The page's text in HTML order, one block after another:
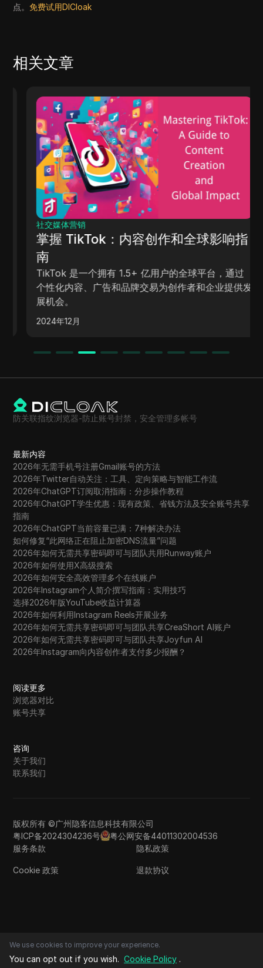
点。免费试用DICloak
相关文章
社交媒体营销
掌握 TikTok：内容创作和全球影响指
TikTok 是一个拥有 1.5+ 亿用户的全球平台，通过
个性化内容、广告和品牌交易为创作者和企业提供发
展机会。
2024年12月
防关联指纹浏览器-防止账号封禁，安全管理多帐号
最新内容
2026年无需手机号注册Gmail账号的方法
2026年Twitter自动关注：工具、定向策略与智能工作流
2026年ChatGPT订阅取消指南：分步操作教程
2026年ChatGPT学生优惠：现有政策、省钱方法及安全账号共享
指南
2026年ChatGPT当前容量已满：7种解决办法
如何修复“此网络正在阻止加密DNS流量”问题
2026年如何无需共享密码即可与团队共用Runway账户
2026年如何使用X高级搜索
2026年如何安全高效管理多个在线账户
2026年Instagram个人简介撰写指南：实用技巧
选择2026年版YouTube收益计算器
2026年如何利用Instagram Reels开展业务
2026年如何无需共享密码即可与团队共享CreaShort AI账户
2026年如何无需共享密码即可与团队共享Joyfun AI
2026年Instagram向内容创作者支付多少报酬？
阅读更多
浏览器对比
账号共享
咨询
关于我们
联系我们
版权所有 ©广州隐客信息科技有限公司
粤ICP备2024304236号
粤公网安备44011302004536
服务条款
隐私政策
Cookie 政策 退款协议
We use cookies to improve your experience.
You can opt out if you wish. Cookie Policy .